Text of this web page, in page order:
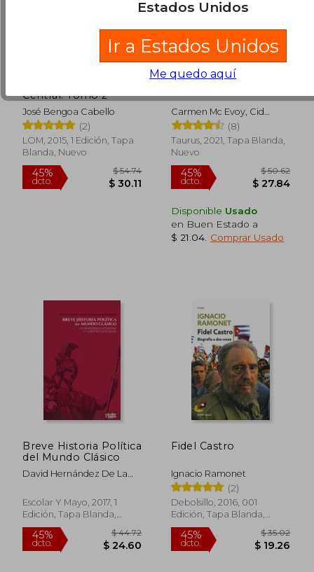
45%
dcto. $ 29.40 dcto. $
45%
dcto. $ 26.23
45%
dcto.
Central. Tomo 2
José Bengoa Cabello
(2)
LOM, 2015, 1 Edición, Tapa
Blanda, Nuevo
Terror en lo Cañas
Carmen Mc Evoy, Cid
Rodríguez, Gabriel Patricio
(8)
Taurus, 2021, Tapa Blanda,
Nuevo
Disponible Usado
en Buen Estado a
$ 21.04 Comprar Usado
Breve Historia Política
del Mundo Clásico
David Hernández De La
Escolar Y Mayo, 2017, 1
Edición, Tapa Blanda,
Nuevo
Fidel Castro
Ignacio Ramonet
(2)
Debolsillo, 2016, 001
Edición, Tapa Blanda,
Nuevo
Estados Unidos
Ir a Estados Unidos
Me quedo aquí